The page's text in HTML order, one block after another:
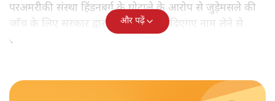
परअमरीकी संस्था हिंडनबर्ग के घोटाले के आरोप से जुड़ेमसले की
जाँच के लिए सरकार द्वारा बंद लिफ़ाफ़े में दिएगए नाम लेने से
सर्वोच्च न्यायालय ने इंकार कर दिया है।
और पढ़ें